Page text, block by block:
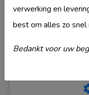
Gevarenfunctie
Merk
Model
Veiligheidsklasse
verwerking en
best om alles zo
Bedankt voor uw
Niet geclassificeerd